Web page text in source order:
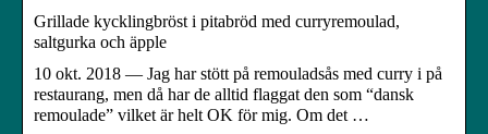
Grillade kycklingbröst i pitabröd med curryremoulad,
saltgurka och äpple
10 okt. 2018 — Jag har stött på remouladsås med curry i på
restaurang, men då har de alltid flaggat den som “dansk
remoulade” vilket är helt OK för mig. Om det …